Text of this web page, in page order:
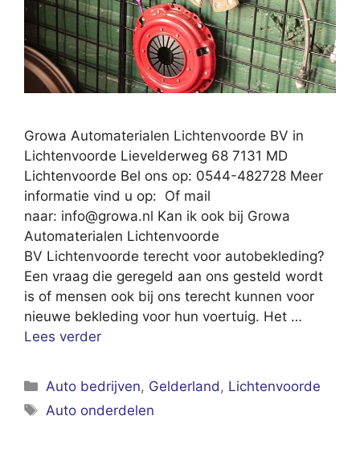
Growa Automaterialen Lichtenvoorde BV in
Lichtenvoorde Lievelderweg 68 7131 MD
Lichtenvoorde Bel ons op: 0544-482728 Meer
informatie vind u op: Of mail
naar: info@growa.nl Kan ik ook bij Growa
Automaterialen Lichtenvoorde
BV Lichtenvoorde terecht voor autobekleding?
Een vraag die geregeld aan ons gesteld wordt
is of mensen ook bij ons terecht kunnen voor
nieuwe bekleding voor hun voertuig. Het …
Lees verder
Categorieën
Auto bedrijven, Gelderland, Lichtenvoorde
Tags
Auto onderdelen